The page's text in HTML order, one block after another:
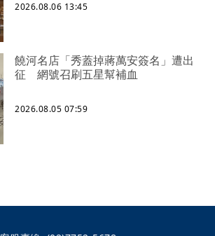
2026.08.06 13:45
饒河名店「秀蓋掉蔣萬安簽名」遭出
征 網號召刷五星幫補血
2026.08.05 07:59